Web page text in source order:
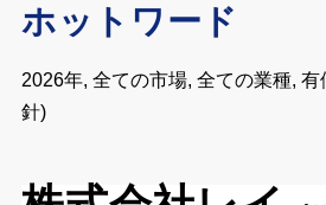
ホットワード
2026年, 全ての市場, 全ての業種,
針)